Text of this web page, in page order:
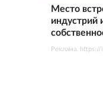
Место
индустрий
Реклама. https://